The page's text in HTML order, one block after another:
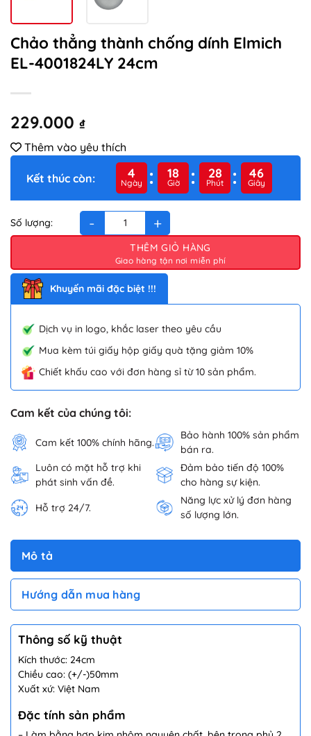
Chảo thẳng thành chống dính Elmich
EL-4001824LY 24cm
229.000 ₫
Kết thúc còn: 4
Ngày
18
Giờ
28
Phút
46
Giây
Chảo thẳng thành chống dính Elmich EL-4001824LY 24cm số
THÊM GIỎ HÀNG
Khuyến mãi đặc biệt !!!
Dịch vụ in logo, khắc laser theo yêu cầu
Mua kèm túi giấy hộp giấy quà tặng giảm 10%
Chiết khấu cao với đơn hàng sỉ từ 10 sản phẩm.
Cam kết của chúng tôi:
Cam kết 100% chính hãng.
Bảo hành 100% sản phẩm
bán ra.
Luôn có mặt hỗ trợ khi
phát sinh vấn đề.
Đảm bảo tiến độ 100%
cho hàng sự kiện.
Hỗ trợ 24/7.
Năng lực xử lý đơn hàng
số lượng lớn.
Thêm vào yêu thích
Mô tả
Hướng dẫn mua hàng
Thông số kỹ thuật
Kích thước: 24cm
Chiều cao: (+/-)50mm
Xuất xứ: Việt Nam
Đặc tính sản phẩm